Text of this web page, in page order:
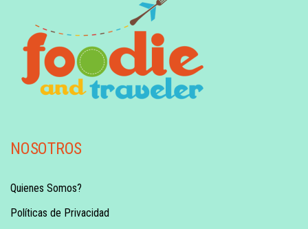
NOSOTROS
Quienes Somos?
Políticas de Privacidad